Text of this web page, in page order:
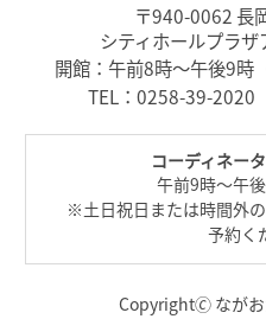
〒940-0062 長
シティホールプラ
開館：午前8時～午後9時
TEL： 0258-39-2020
コーディネー
午前9時～午
※土日祝日または時間外
予約く
Copyright🄫 ながお